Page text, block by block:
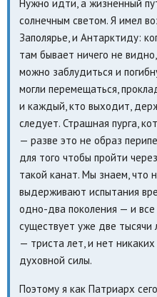
Нужно идти, а жизненный
солнечным светом. Я имел
Заполярье, и Антарктиду:
там бывает ничего не
можно заблудиться и
могли перемещаться,
и каждый, кто выходит,
следует. Страшная пурга,
— разве это не образ
для того чтобы пройти
такой канат. Мы знаем, что
выдерживают испытания
одно-два поколения — и все
существует уже две тысячи
— триста лет, и нет
духовной силы.
Поэтому я как Патриарх